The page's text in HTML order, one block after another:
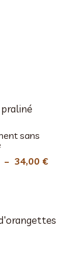
sans
– 34,00 €Plage
à